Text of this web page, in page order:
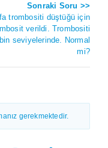
Sonraki Soru >>
trombositi düştüğü için
verildi. Trombositi
seviyelerinde. Normal
mi?
gerekmektedir.